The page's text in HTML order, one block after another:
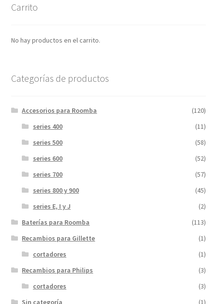
Carrito
No hay productos en el carrito.
Categorías de productos
Accesorios para Roomba
(120)
series 400
(11)
series 500
(58)
series 600
(52)
series 700
(57)
series 800 y 900
(45)
series E, I y J
(2)
Baterías para Roomba
(113)
Recambios para Gillette
(1)
cortadores
(1)
Recambios para Philips
(3)
cortadores
(3)
Sin categoría
(1)